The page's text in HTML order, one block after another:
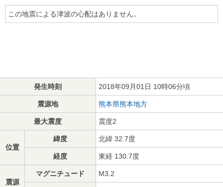
この地震による津波の心配はありません。
発生時刻 2018年09月01日 10時06分頃
震源地 熊本県熊本地方
最大震度 震度2
位置
緯度 北緯 32.7度
経度 東経 130.7度
震源
マグニチュード M3.2